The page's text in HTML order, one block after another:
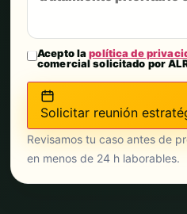
Acepto lapolítica de
comercial solicitado por
Solicitar reunión
Revisamos tu caso antes de
en menos de 24 h laborables.